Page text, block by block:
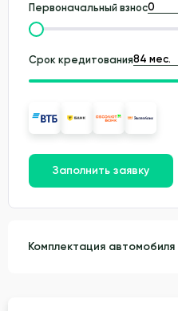
Первоначальный взнос
Срок кредитования
Заполнить заявку
Комплектация автомобиля